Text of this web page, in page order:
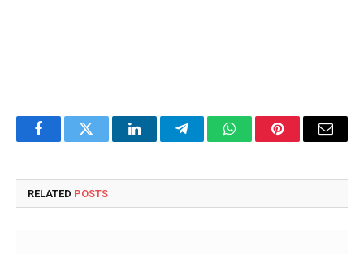
FacebookTwitter LinkedInTelegramWhatsAppPinterestEmail
RELATED POSTS